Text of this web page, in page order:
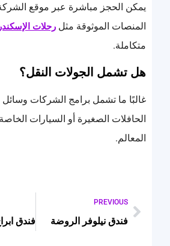
يمكن الحجز مباشرة عبر موقع
المنصات الموثوقة مثل رحلات
متكاملة.
هل تشمل الجولات النقل؟
غالبًا ما تشمل برامج الشركات
الحافلات الصغيرة أو السيارات
المعالم.
PREVIOUS
فندق نيلوفر الروضة